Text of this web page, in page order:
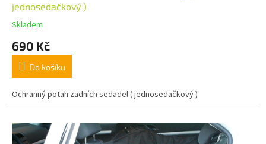
jednosedačkový )
Skladem
690 Kč
Do košíku
Ochranný potah zadních sedadel ( jednosedačkový )